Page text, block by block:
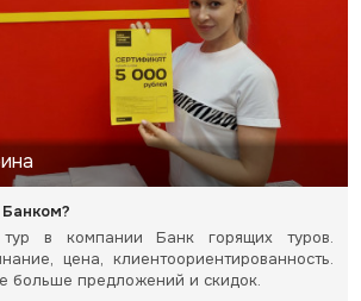
в компании Банк горящих туров.
цена, клиентоориентированность.
больше предложений и скидок.